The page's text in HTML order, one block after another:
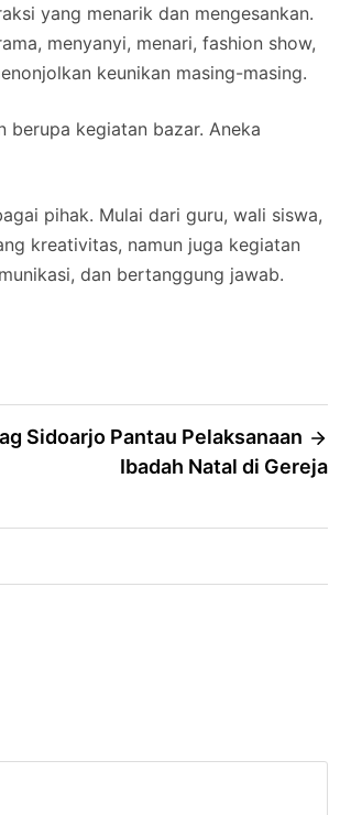
yang menarik dan mengesankan.
menyanyi, menari, fashion show,
keunikan masing-masing.
berupa kegiatan bazar. Aneka
pihak. Mulai dari guru, wali siswa,
kreativitas, namun juga kegiatan
dan bertanggung jawab.
Sidoarjo Pantau Pelaksanaan
Ibadah Natal di Gereja